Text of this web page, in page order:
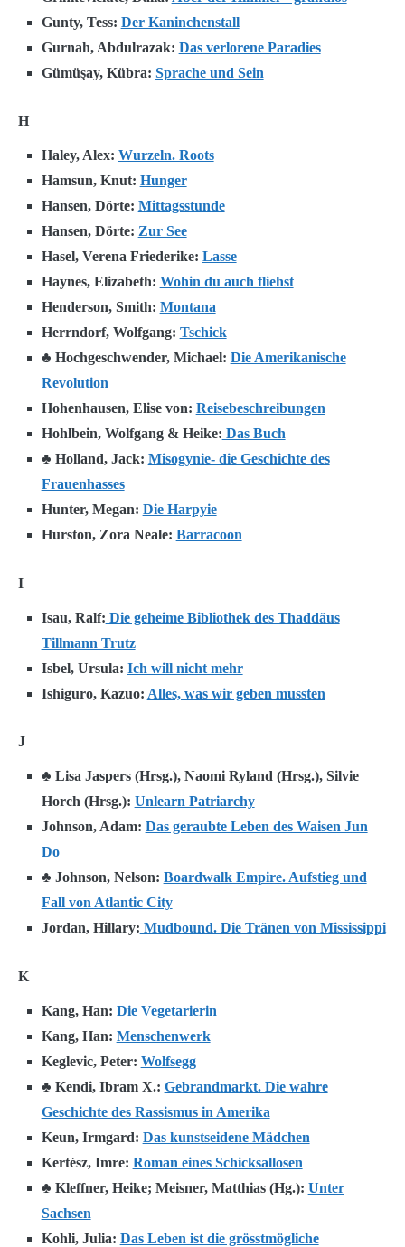
Gunty, Tess: Der Kaninchenstall
Gurnah, Abdulrazak: Das verlorene Paradies
Gümüşay, Kübra: Sprache und Sein
H
Haley, Alex: Wurzeln. Roots
Hamsun, Knut: Hunger
Hansen, Dörte: Mittagsstunde
Hansen, Dörte: Zur See
Hasel, Verena Friederike: Lasse
Haynes, Elizabeth: Wohin du auch fliehst
Henderson, Smith: Montana
Herrndorf, Wolfgang: Tschick
♣ Hochgeschwender, Michael: Die Amerikanische
Revolution
Hohenhausen, Elise von: Reisebeschreibungen
Hohlbein, Wolfgang & Heike: Das Buch
♣ Holland, Jack: Misogynie- die Geschichte des
Frauenhasses
Hunter, Megan: Die Harpyie
Hurston, Zora Neale: Barracoon
I
Isau, Ralf: Die geheime Bibliothek des Thaddäus
Tillmann Trutz
Isbel, Ursula: Ich will nicht mehr
Ishiguro, Kazuo: Alles, was wir geben mussten
J
♣ Lisa Jaspers (Hrsg.), Naomi Ryland (Hrsg.), Silvie
Horch (Hrsg.): Unlearn Patriarchy
Johnson, Adam: Das geraubte Leben des Waisen Jun
Do
♣ Johnson, Nelson: Boardwalk Empire. Aufstieg und
Fall von Atlantic City
Jordan, Hillary: Mudbound. Die Tränen von Mississippi
K
Kang, Han: Die Vegetarierin
Kang, Han: Menschenwerk
Keglevic, Peter: Wolfsegg
♣ Kendi, Ibram X.: Gebrandmarkt. Die wahre
Geschichte des Rassismus in Amerika
Keun, Irmgard: Das kunstseidene Mädchen
Kertész, Imre: Roman eines Schicksallosen
♣ Kleffner, Heike; Meisner, Matthias (Hg.): Unter
Sachsen
Kohli, Julia: Das Leben ist die grösstmögliche